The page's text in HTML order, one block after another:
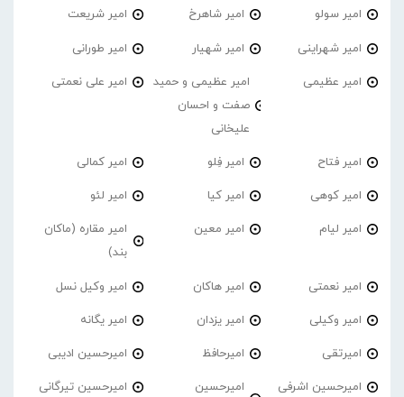
امیر سولو امیر شاهرخ امیر شریعت
امیر شهراینی امیر شهیار امیر طورانی
امیر عظیمی
امیر عظیمی و حمید
صفت و احسان
علیخانی
امیر علی نعمتی
امیر فتاح امیر فِلو امیر کمالی
امیر کوهی امیر کیا امیر لئو
امیر لیام امیر معین
امیر مقاره (ماکان
بند)
امیر نعمتی امیر هاکان امیر وکیل نسل
امیر وکیلی امیر یزدان امیر یگانه
امیرتقی امیرحافظ امیرحسین ادیبی
امیرحسین اشرفی
امیرحسین
امیرحسین تیرگانی